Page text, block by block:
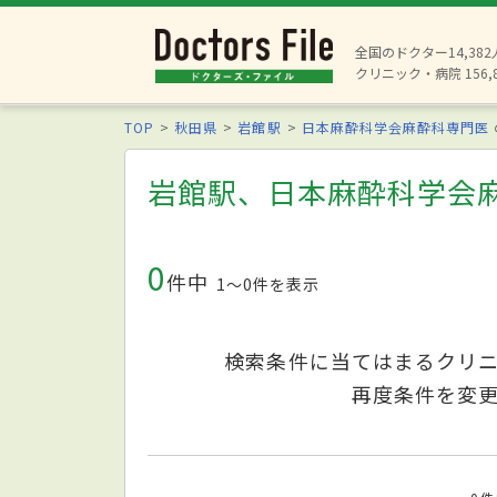
全国のドクター14,382
クリニック・病院
TOP 秋田県 岩館駅 日本麻酔科学会麻酔科専門医
岩館駅、日本麻酔科学会
0件中 1〜0件を表示
検索条件に当てはまるクリ
再度条件を変